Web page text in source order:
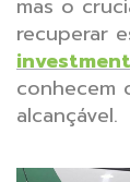
mas o
recuperar
conhecem
alcançável.